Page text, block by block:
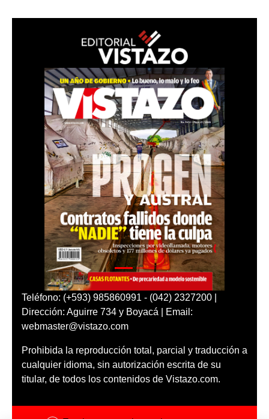
Teléfono: (+593) 985860991 - (042) 2327200 |
Dirección: Aguirre 734 y Boyacá | Email:
webmaster@vistazo.com
Prohibida la reproducción total, parcial y traducción a
cualquier idioma, sin autorización escrita de su
titular, de todos los contenidos de Vistazo.com.